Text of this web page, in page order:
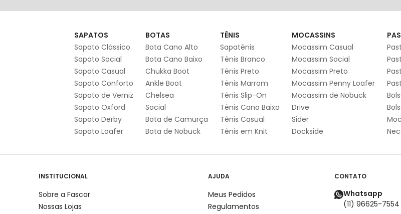
SAPATOS
Sapato Clássico
Sapato Social
Sapato Casual
Sapato Conforto
Sapato de Verniz
Sapato Oxford
Sapato Derby
Sapato Loafer
BOTAS
Bota Cano Alto
Bota Cano Baixo
Chukka Boot
Ankle Boot
Chelsea
Social
Bota de Camurça
Bota de Nobuck
TÊNIS
Sapatênis
Tênis Branco
Tênis Preto
Tênis Marrom
Tênis Slip-On
Tênis Cano Baixo
Tênis Casual
Tênis em Knit
MOCASSINS
Mocassim Casual
Mocassim Social
Mocassim Preto
Mocassim Penny Loafer
Mocassim de Nobuck
Drive
Sider
Dockside
INSTITUCIONAL
Sobre a Fascar
Nossas Lojas
AJUDA
Meus Pedidos
Regulamentos
CONTATO
Whatsapp
(11) 96625-7554